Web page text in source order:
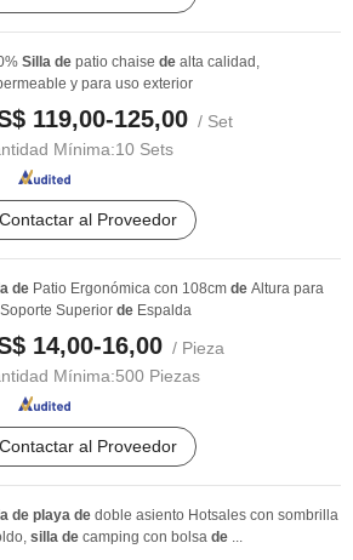
Silla de patio chaise de alta calidad,
y para uso exterior
119,00-125,00 / Set
Mínima:10 Sets
Contactar al Proveedor
de Patio Ergonómica con 108cm de Altura para
Superior de Espalda
14,00-16,00 / Pieza
Mínima:500 Piezas
Contactar al Proveedor
de playa de doble asiento Hotsales con sombrilla
silla de camping con bolsa de ...